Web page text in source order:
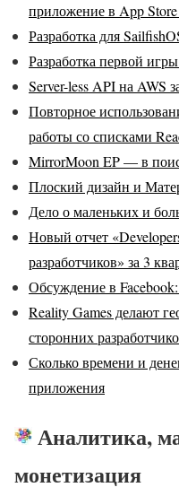
приложение в App
Разработка для
Разработка первой
Server-less API на AWS
Повторное
работы со списками
MirrorMoon EP — в
Плоский дизайн и
Дело о маленьких и
Новый отчет
разработчиков» за 3
Обсуждение в
Reality Games делают
сторонних
Сколько времени и
приложения
Аналитика,
монетизация